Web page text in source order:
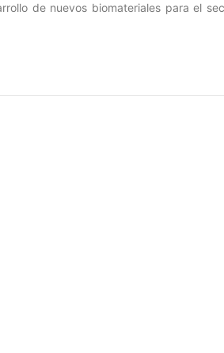
de nuevos biomateriales para el